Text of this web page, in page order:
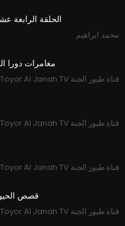
الحلقة الرابعة
محمد ابراهيم
مغامرات دورا الموسم
Toyor Al Janah TV قناة طيور الجنة
Toyor Al Janah TV قناة طيور الجنة
Toyor Al Janah TV قناة طيور الجنة
قصص الحيوان في
Toyor Al Janah TV قناة طيور الجنة